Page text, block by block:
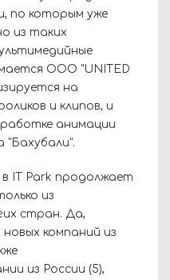
по которым уже
из таких
ООО "UNITED
на
и клипов, и
анимации
"Бахубали".
IT Park продолжает
из
стран. Да,
компаний из
из России (5),